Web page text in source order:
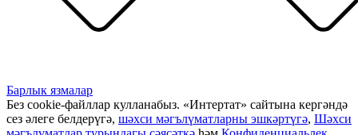
Барлык язмалар
Без cookie-файллар кулланабыз. «Интертат» сайтына кергәндә
сез әлеге белдерүгә, шәхси мәгълүматларны эшкәртүгә, Шәхси